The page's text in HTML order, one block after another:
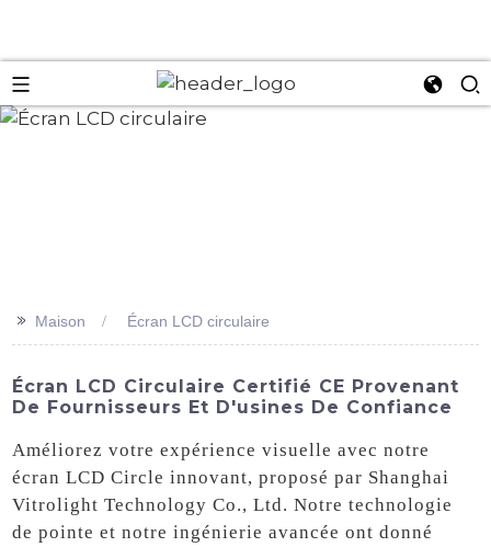
>> Maison Écran LCD circulaire
Écran LCD Circulaire Certifié CE Provenant
De Fournisseurs Et D'usines De Confiance
Améliorez votre expérience visuelle avec notre
écran LCD Circle innovant, proposé par Shanghai
Vitrolight Technology Co., Ltd. Notre technologie
de pointe et notre ingénierie avancée ont donné